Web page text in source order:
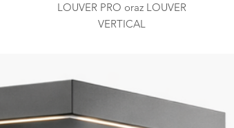
LOUVER PRO oraz LOUVER
VERTICAL